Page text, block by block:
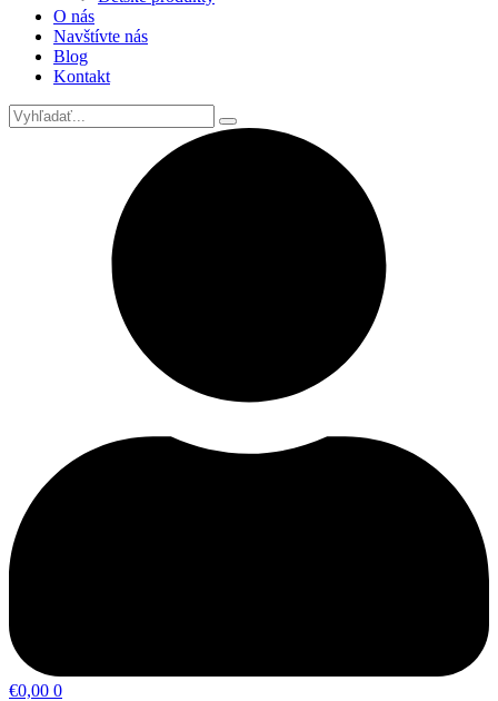
O nás
Navštívte nás
Blog
Kontakt
€0,00 0